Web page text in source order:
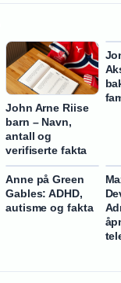
John Arne Riise
barn – Navn,
antall og
verifiserte fakta
Anne på Green
Gables: ADHD,
autisme og fakta